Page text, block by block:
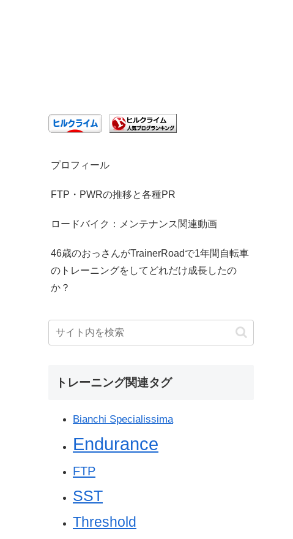
プロフィール
FTP・PWRの推移と各種PR
ロードバイク：メンテナンス関連動画
46歳のおっさんがTrainerRoadで1年間自転車
のトレーニングをしてどれだけ成長したの
か？
トレーニング関連タグ
Bianchi Specialissima
Endurance
FTP
SST
Threshold